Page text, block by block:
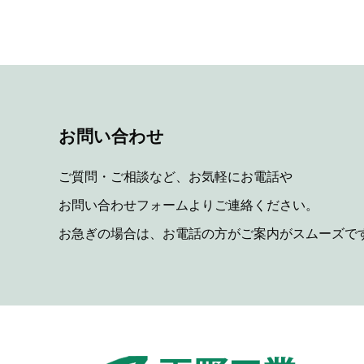
お問い合わせ
ご質問・ご相談など、お気軽にお電話や
お問い合わせフォームよりご連絡ください。
お急ぎの場合は、お電話の方がご案内がスムーズで